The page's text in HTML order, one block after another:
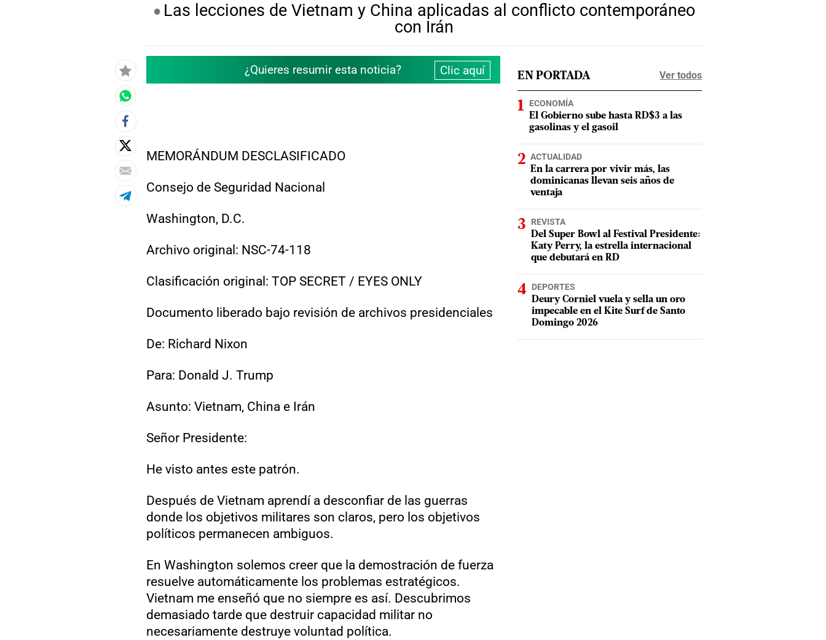
Las lecciones de Vietnam y China aplicadas al conflicto contemporáneo
con Irán
¿Quieres resumir esta noticia? Clic aquí
MEMORÁNDUM DESCLASIFICADO
Consejo de Seguridad Nacional
Washington, D.C.
Archivo original: NSC-74-118
Clasificación original: TOP SECRET / EYES ONLY
Documento liberado bajo revisión de archivos presidenciales
De: Richard Nixon
Para: Donald J. Trump
Asunto: Vietnam, China e Irán
Señor Presidente:
He visto antes este patrón.
Después de Vietnam aprendí a desconfiar de las guerras
donde los objetivos militares son claros, pero los objetivos
políticos permanecen ambiguos.
En Washington solemos creer que la demostración de fuerza
resuelve automáticamente los problemas estratégicos.
Vietnam me enseñó que no siempre es así. Descubrimos
demasiado tarde que destruir capacidad militar no
necesariamente destruye voluntad política.
EN PORTADA Ver todos
ECONOMÍA
El Gobierno sube hasta RD$3 a las
gasolinas y el gasoil
ACTUALIDAD
En la carrera por vivir más, las
dominicanas llevan seis años de
ventaja
REVISTA
Del Super Bowl al Festival Presidente:
Katy Perry, la estrella internacional
que debutará en RD
DEPORTES
Deury Corniel vuela y sella un oro
impecable en el Kite Surf de Santo
Domingo 2026